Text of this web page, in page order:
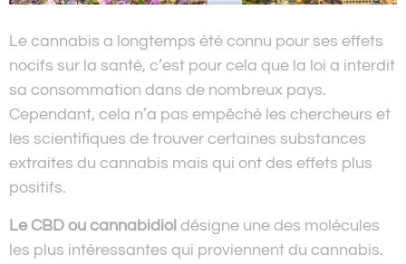
Le cannabis a longtemps été connu pour ses effets
nocifs sur la santé, c’est pour cela que la loi a interdit
sa consommation dans de nombreux pays.
Cependant, cela n’a pas empêché les chercheurs et
les scientifiques de trouver certaines substances
extraites du cannabis mais qui ont des effets plus
positifs.
Le CBD ou cannabidiol désigne une des molécules
les plus intéressantes qui proviennent du cannabis.